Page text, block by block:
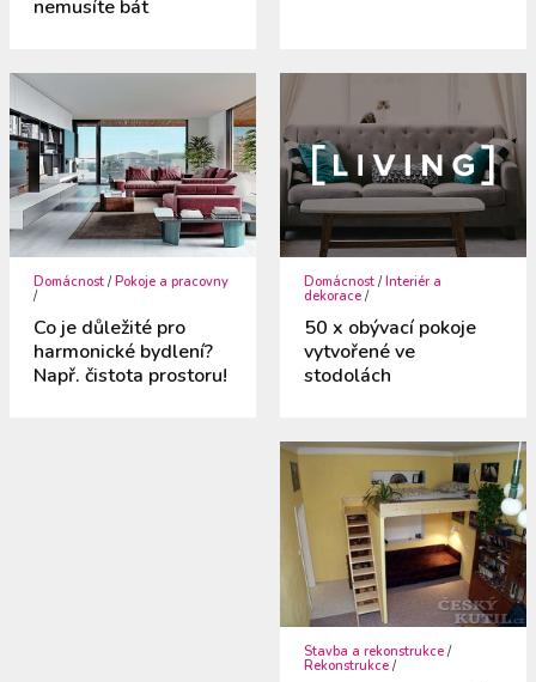
nemusíte bát
Domácnost /Pokoje a pracovny
/
Co je důležité pro
harmonické bydlení?
Např. čistota prostoru!
Domácnost /Interiér a
dekorace /
50 x obývací pokoje
vytvořené ve
stodolách
Stavba a rekonstrukce /
Rekonstrukce /